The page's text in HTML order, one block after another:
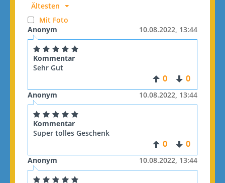
Ältesten
Mit Foto
Anonym
10.08.2022, 13:44
Kommentar
Sehr Gut
0 0
Anonym 10.08.2022, 13:44
Kommentar
Super tolles Geschenk
0 0
Anonym 10.08.2022, 13:44